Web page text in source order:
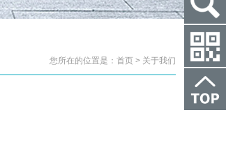
您所在的位置是：首页 > 关于我们